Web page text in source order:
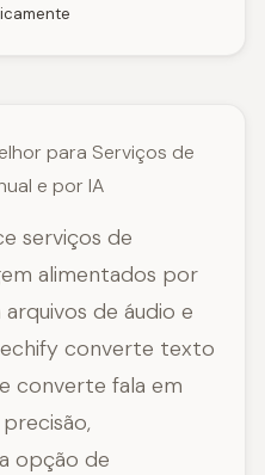
para Serviços de
e por IA
serviços de
alimentados por
de áudio e
converte texto
converte fala em
opção de